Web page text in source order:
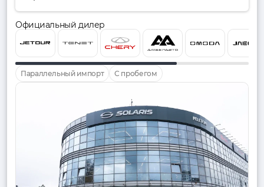
Официальный дилер
Параллельный импорт С пробегом